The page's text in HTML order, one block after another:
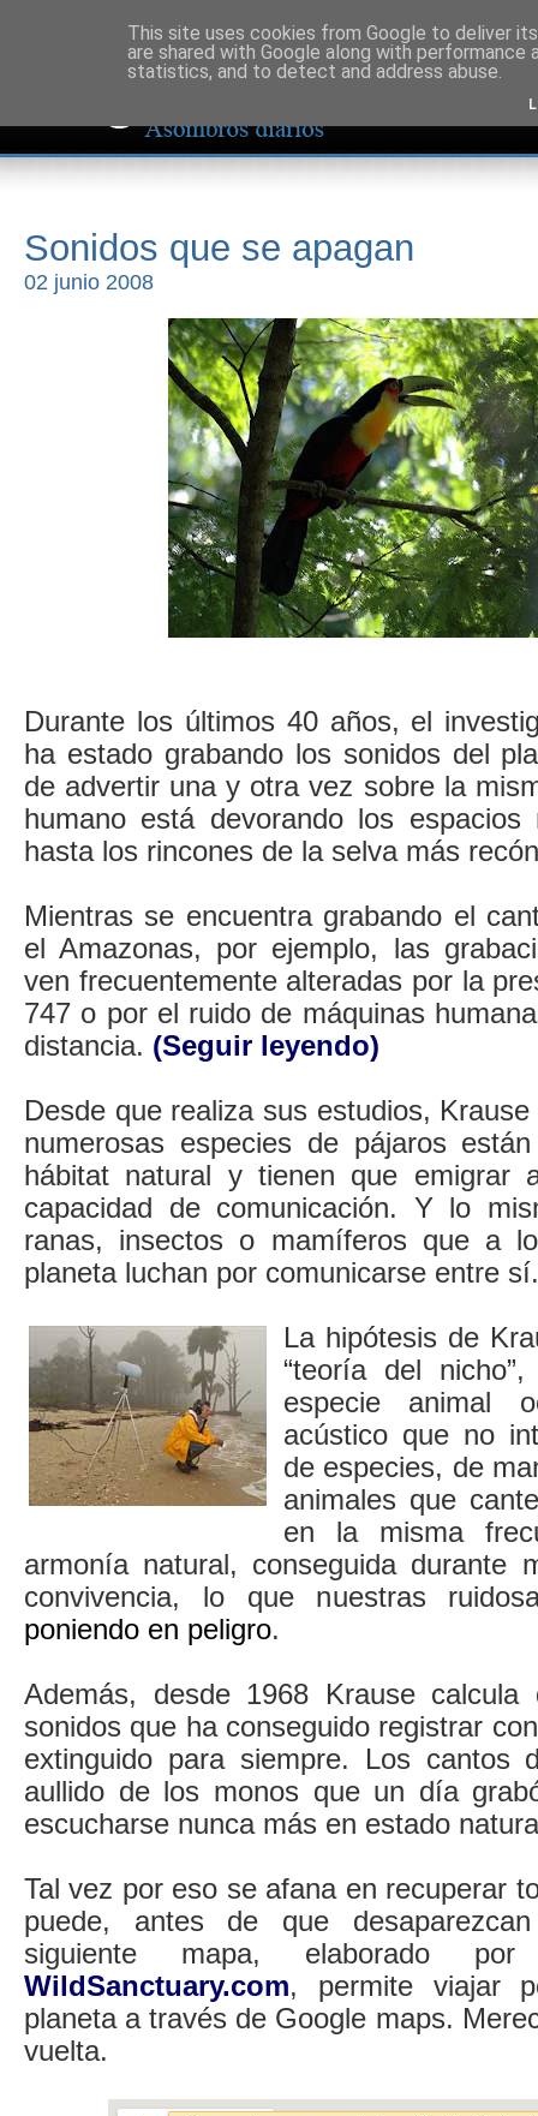
Sonidos que se apagan
02 junio 2008
Durante los últimos 40 años, el
ha estado grabando los sonidos del
de advertir una y otra vez sobre la
humano está devorando los espacios
hasta los rincones de la selva más
Mientras se encuentra grabando el
el Amazonas, por ejemplo, las
ven frecuentemente alteradas por la
747 o por el ruido de máquinas
distancia. (Seguir leyendo)
Desde que realiza sus estudios,
numerosas especies de pájaros
hábitat natural y tienen que emigrar
capacidad de comunicación. Y lo
ranas, insectos o mamíferos que a
planeta luchan por comunicarse entre sí.
La hipótesis de
“teoría del
especie animal
acústico que no
de especies, de
animales que
en la misma
armonía natural, conseguida durante
convivencia, lo que nuestras
poniendo en peligro.
Además, desde 1968 Krause
sonidos que ha conseguido registrar
extinguido para siempre. Los cantos
aullido de los monos que un día
escucharse nunca más en estado
Tal vez por eso se afana en recuperar
puede, antes de que
siguiente mapa, elaborado
WildSanctuary.com, permite viajar
planeta a través de Google maps.
vuelta.
This site uses cookies from Google to deliver
are shared with Google along with
statistics, and to detect and address abuse.